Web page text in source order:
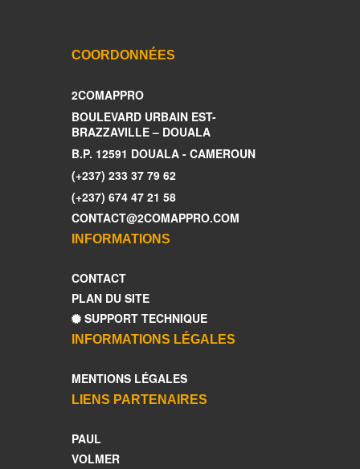
COORDONNÉES
2COMAPPRO
BOULEVARD URBAIN EST-
BRAZZAVILLE – DOUALA
B.P. 12591 DOUALA - CAMEROUN
(+237) 233 37 79 62
(+237) 674 47 21 58
CONTACT@2COMAPPRO.COM
INFORMATIONS
CONTACT
PLAN DU SITE
SUPPORT TECHNIQUE
INFORMATIONS LÉGALES
MENTIONS LÉGALES
LIENS PARTENAIRES
PAUL
VOLMER